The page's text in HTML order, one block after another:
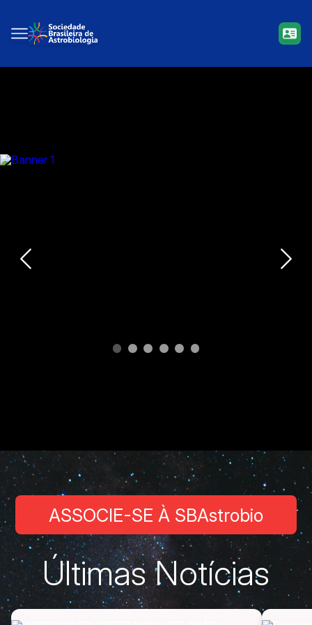
ASSOCIE-SE À SBAstrobio
Últimas Notícias